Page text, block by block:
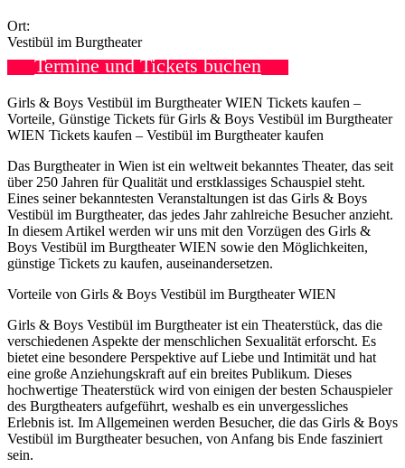
Ort:
Vestibül im Burgtheater
Termine und Tickets buchen
Girls & Boys Vestibül im Burgtheater WIEN Tickets kaufen –
Vorteile, Günstige Tickets für Girls & Boys Vestibül im Burgtheater
WIEN Tickets kaufen – Vestibül im Burgtheater kaufen
Das Burgtheater in Wien ist ein weltweit bekanntes Theater, das seit
über 250 Jahren für Qualität und erstklassiges Schauspiel steht.
Eines seiner bekanntesten Veranstaltungen ist das Girls & Boys
Vestibül im Burgtheater, das jedes Jahr zahlreiche Besucher anzieht.
In diesem Artikel werden wir uns mit den Vorzügen des Girls &
Boys Vestibül im Burgtheater WIEN sowie den Möglichkeiten,
günstige Tickets zu kaufen, auseinandersetzen.
Vorteile von Girls & Boys Vestibül im Burgtheater WIEN
Girls & Boys Vestibül im Burgtheater ist ein Theaterstück, das die
verschiedenen Aspekte der menschlichen Sexualität erforscht. Es
bietet eine besondere Perspektive auf Liebe und Intimität und hat
eine große Anziehungskraft auf ein breites Publikum. Dieses
hochwertige Theaterstück wird von einigen der besten Schauspieler
des Burgtheaters aufgeführt, weshalb es ein unvergessliches
Erlebnis ist. Im Allgemeinen werden Besucher, die das Girls & Boys
Vestibül im Burgtheater besuchen, von Anfang bis Ende fasziniert
sein.